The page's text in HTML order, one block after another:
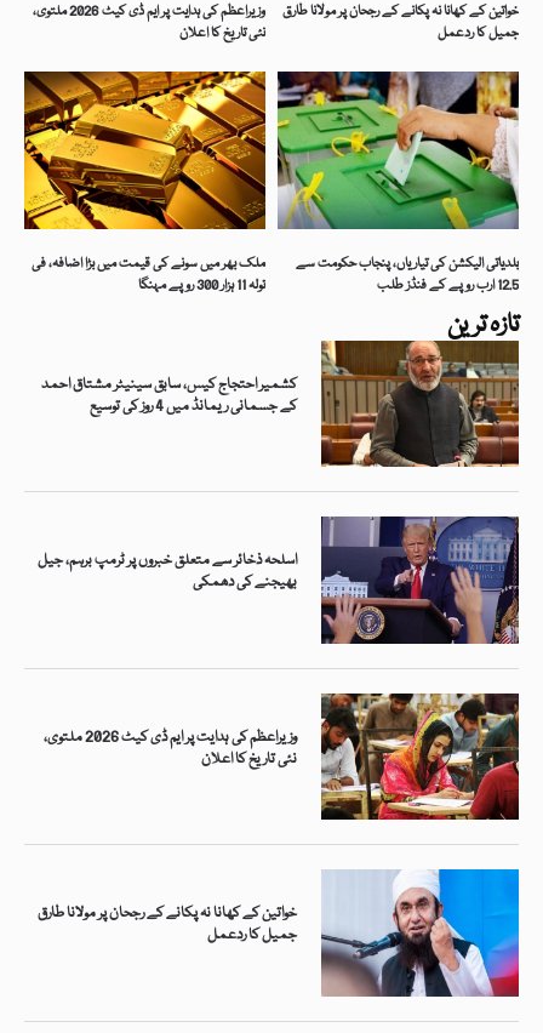
تازہ ترین
کشمیر احتجاج کیس، سابق سینیٹر مشتاق احمد
کے جسمانی ریمانڈ میں 4 روز کی توسیع
اسلحہ ذخائر سے متعلق خبروں پر ٹرمپ برہم، جیل
بھیجنے کی دھمکی
وزیراعظم کی ہدایت پر ایم ڈی کیٹ 2026 ملتوی،
نئی تاریخ کا اعلان
خواتین کے کھانا نہ پکانے کے رجحان پر مولانا طارق
جمیل کا ردعمل
وزیراعظم کی ہدایت پر ایم ڈی کیٹ 2026 ملتوی،
نئی تاریخ کا اعلان
خواتین کے کھانا نہ پکانے کے رجحان پر مولانا طارق
جمیل کا ردعمل
ملک بھر میں سونے کی قیمت میں بڑا اضافہ، فی
تولہ 11 ہزار 300 روپے مہنگا
بلدیاتی الیکشن کی تیاریاں، پنجاب حکومت سے
12.5 ارب روپے کے فنڈز طلب